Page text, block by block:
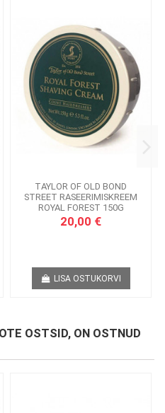
TAYLOR OF OLD BOND
STREET RASEERIMISKREEM
ROYAL FOREST 150G
20,00 €
LISA OSTUKORVI
OSTSID, ON OSTNUD